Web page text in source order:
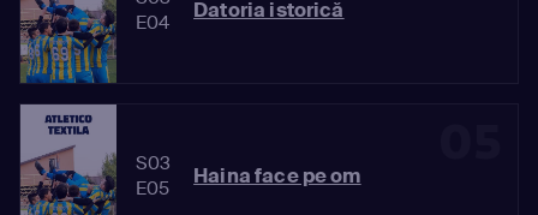
E04
Datoria istorică
S03
E05
Haina face pe om